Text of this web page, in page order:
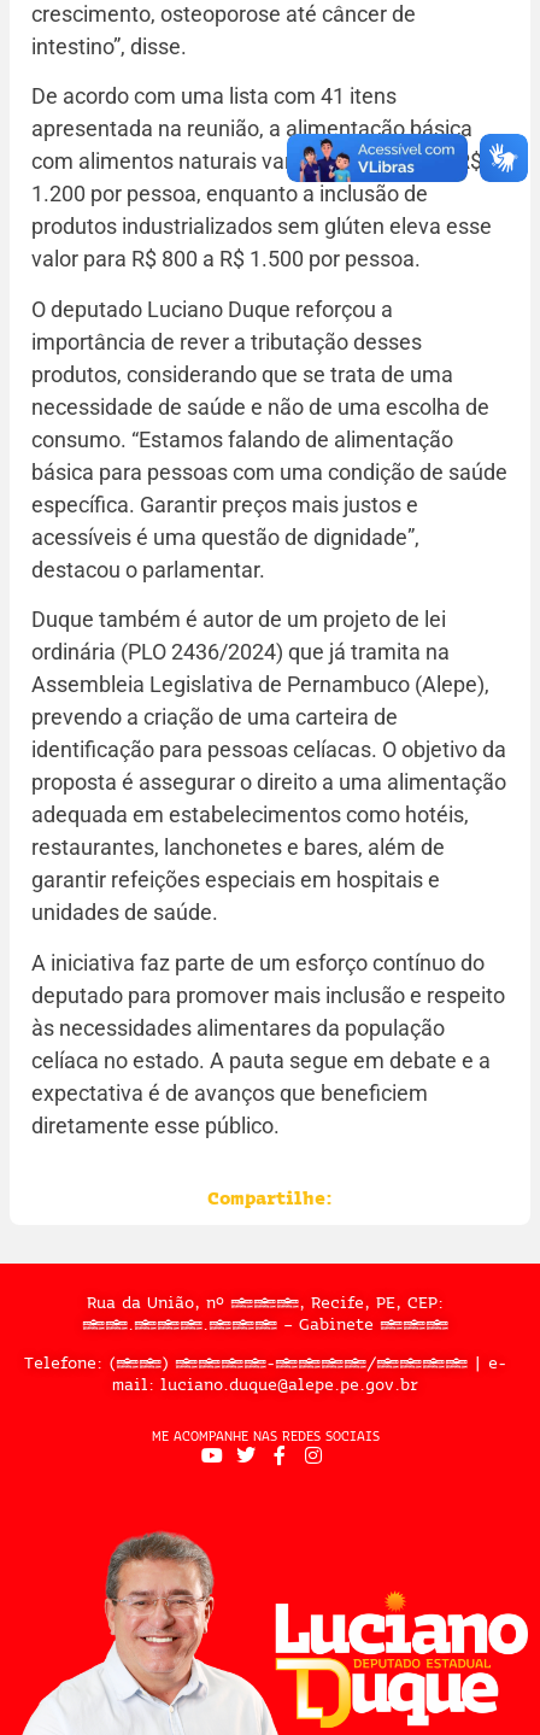
crescimento, osteoporose até câncer de
intestino”, disse.
De acordo com uma lista com 41 itens
apresentada na reunião, a alimentação básica
com alimentos naturais varia entre R$ 600 e R$
1.200 por pessoa, enquanto a inclusão de
produtos industrializados sem glúten eleva esse
valor para R$ 800 a R$ 1.500 por pessoa.
O deputado Luciano Duque reforçou a
importância de rever a tributação desses
produtos, considerando que se trata de uma
necessidade de saúde e não de uma escolha de
consumo. “Estamos falando de alimentação
básica para pessoas com uma condição de saúde
específica. Garantir preços mais justos e
acessíveis é uma questão de dignidade”,
destacou o parlamentar.
Duque também é autor de um projeto de lei
ordinária (PLO 2436/2024) que já tramita na
Assembleia Legislativa de Pernambuco (Alepe),
prevendo a criação de uma carteira de
identificação para pessoas celíacas. O objetivo da
proposta é assegurar o direito a uma alimentação
adequada em estabelecimentos como hotéis,
restaurantes, lanchonetes e bares, além de
garantir refeições especiais em hospitais e
unidades de saúde.
A iniciativa faz parte de um esforço contínuo do
deputado para promover mais inclusão e respeito
às necessidades alimentares da população
celíaca no estado. A pauta segue em debate e a
expectativa é de avanços que beneficiem
diretamente esse público.
Compartilhe:
Rua da União, nº 397, Recife, PE, CEP:
50.050.909 – Gabinete 302
Telefone: (81) 3183-2467/2324 | e-
mail: luciano.duque@alepe.pe.gov.br
ME ACOMPANHE NAS REDES SOCIAIS